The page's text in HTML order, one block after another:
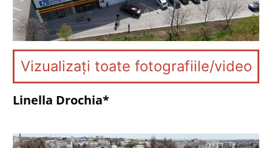
Vizualizați toate fotografiile/video
Linella Drochia*